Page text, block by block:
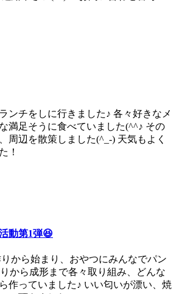
ンチをしに行きました♪ 各々好きなメ
満足そうに食べていました(^^♪ その
周辺を散策しました(^_-) 天気もよく
た！
動第1弾😆
から始まり、おやつにみんなでパン
から成形まで各々取り組み、どんな
作っていました♪ いい匂いが漂い、焼